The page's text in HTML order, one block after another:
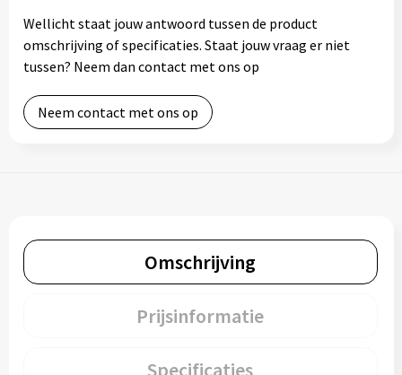
Wellicht staat jouw antwoord tussen de product
omschrijving of specificaties. Staat jouw vraag er niet
tussen? Neem dan contact met ons op
Neem contact met ons op
Omschrijving
Prijsinformatie
Specificaties